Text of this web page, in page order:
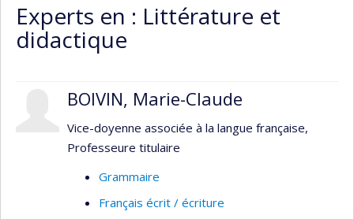
Experts en : Littérature et
didactique
BOIVIN, Marie-Claude
Vice-doyenne associée à la langue française,
Professeure titulaire
Grammaire
Français écrit / écriture